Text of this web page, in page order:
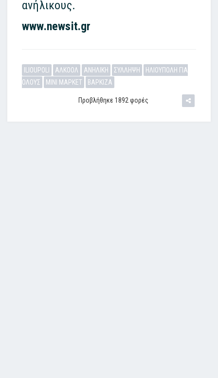
ανήλικους.
www.newsit.gr
ILIOUPOLI ΑΛΚΟΟΛ ΑΝΗΛΙΚΗ ΣΥΛΛΗΨΗ
ΗΛΙΟΥΠΟΛΗ ΓΙΑ
ΟΛΟΥΣ
ΜΙΝΙ ΜΑΡΚΕΤ ΒΑΡΚΙΖΑ
Προβλήθηκε 1892 φορές